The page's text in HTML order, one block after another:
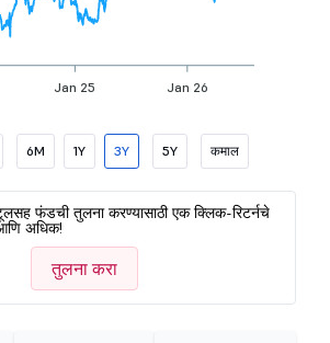
Jan 25 Jan 26
6M 1Y 3Y 5Y कमाल
फंडची तुलना करण्यासाठी एक क्लिक-रिटर्नचे
अधिक!
तुलना करा